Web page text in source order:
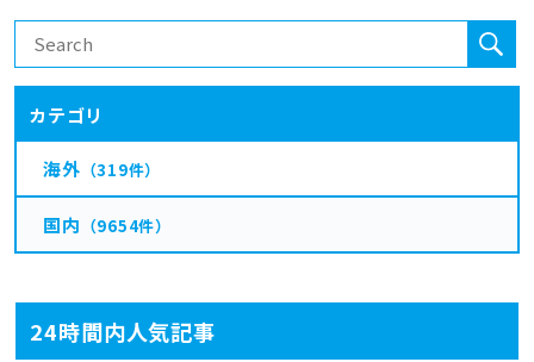
24時間内人気記事
カテゴリ
海外 （319件）
国内 （9654件）